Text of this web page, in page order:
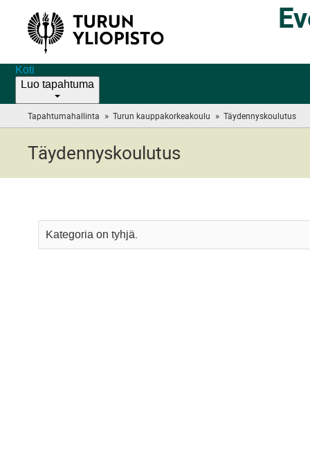
Koti
Luo tapahtuma
Tapahtumahallinta » Turun kauppakorkeakoulu » Täydennyskoulutus
are
Täydennyskoulutus
Kategoria on tyhjä.